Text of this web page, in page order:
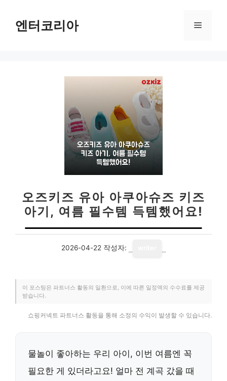
엔터코리아 메
오즈키즈 유아 아쿠아슈즈 키즈
아기, 여름 필수템 득템했어요!
2026-04-22 작성자:
이 포스팅은 파트너스 활동의 일환으로, 이에 따른 일정액의 수수료를 제공
받습니다.
쇼핑커넥트 파트너스 활동을 통해 소정의 수익이 발생할 수 있습니다.
물놀이 좋아하는 우리 아이, 이번 여름엔 꼭
필요한 게 있더라고요! 얼마 전 계곡 갔을 때